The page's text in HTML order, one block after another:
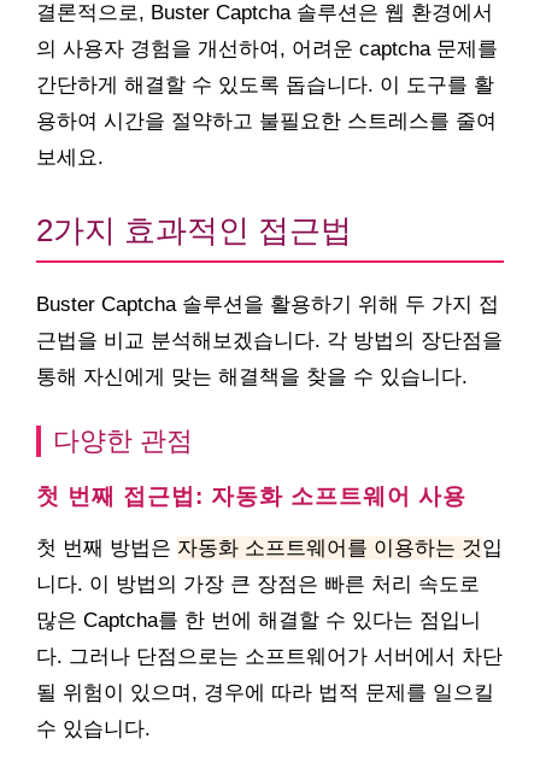
결론적으로, Buster Captcha 솔루션은 웹 환경에서
의 사용자 경험을 개선하여, 어려운 captcha 문제를
간단하게 해결할 수 있도록 돕습니다. 이 도구를 활
용하여 시간을 절약하고 불필요한 스트레스를 줄여
보세요.
2가지 효과적인 접근법
Buster Captcha 솔루션을 활용하기 위해 두 가지 접
근법을 비교 분석해보겠습니다. 각 방법의 장단점을
통해 자신에게 맞는 해결책을 찾을 수 있습니다.
다양한 관점
첫 번째 접근법: 자동화 소프트웨어 사용
첫 번째 방법은 자동화 소프트웨어를 이용하는 것입
니다. 이 방법의 가장 큰 장점은 빠른 처리 속도로
많은 Captcha를 한 번에 해결할 수 있다는 점입니
다. 그러나 단점으로는 소프트웨어가 서버에서 차단
될 위험이 있으며, 경우에 따라 법적 문제를 일으킬
수 있습니다.